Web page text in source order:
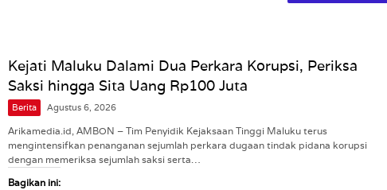
Kejati Maluku Dalami Dua Perkara Korupsi, Periksa
Saksi hingga Sita Uang Rp100 Juta
Berita Agustus 6, 2026
Arikamedia.id, AMBON – Tim Penyidik Kejaksaan Tinggi Maluku terus
mengintensifkan penanganan sejumlah perkara dugaan tindak pidana korupsi
dengan memeriksa sejumlah saksi serta…
Bagikan ini: